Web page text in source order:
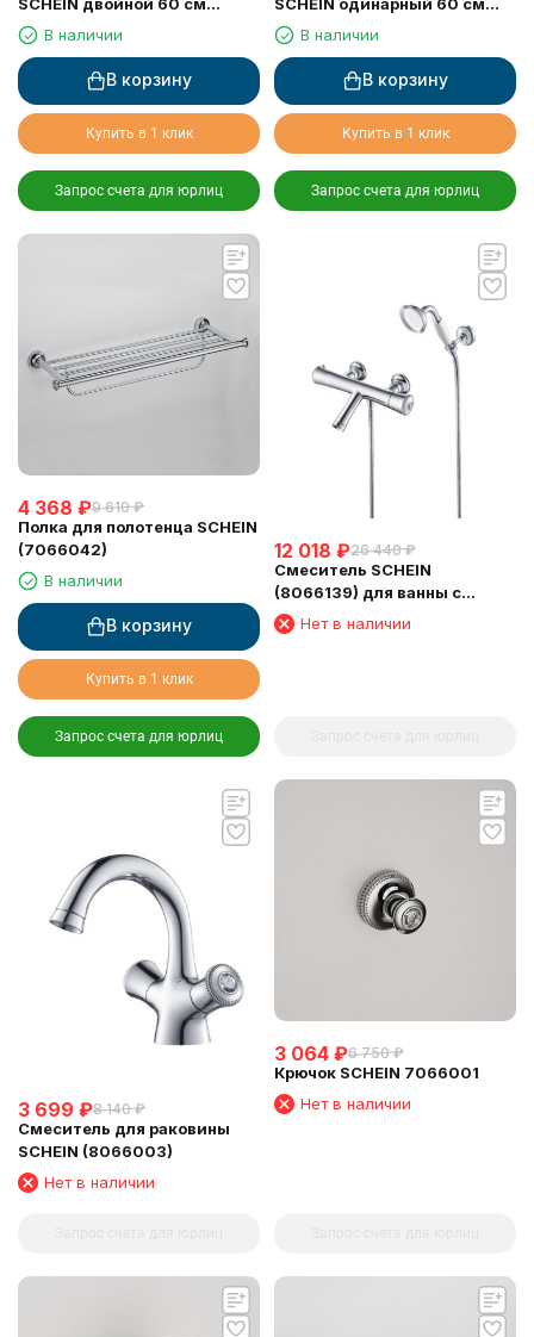
(7066040)
В наличии
В корзину
Купить в 1 клик
Запрос счета для юрлиц
(7066037)
В наличии
В корзину
Купить в 1 клик
Запрос счета для юрлиц
4 368 ₽9 610 ₽
Полка для полотенца SCHEIN
(7066042)
В наличии
В корзину
Купить в 1 клик
Запрос счета для юрлиц
12 018 ₽26 440 ₽
Смеситель SCHEIN
(8066139) для ванны с
термостатом
Нет в наличии
3 699 ₽8 140 ₽
Смеситель для раковины
SCHEIN (8066003)
Нет в наличии
3 064 ₽6 750 ₽
Крючок SCHEIN 7066001
Нет в наличии